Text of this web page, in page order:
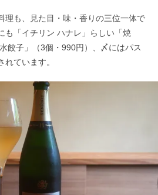
理も、見た目・味・香りの三位一体で
も「イチリン ハナレ」らしい「焼
餃子」（3個・990円）、〆にはパス
れています。